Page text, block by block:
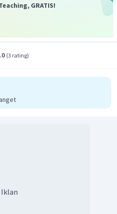
GRATIS!
(3 rating)
Iklan